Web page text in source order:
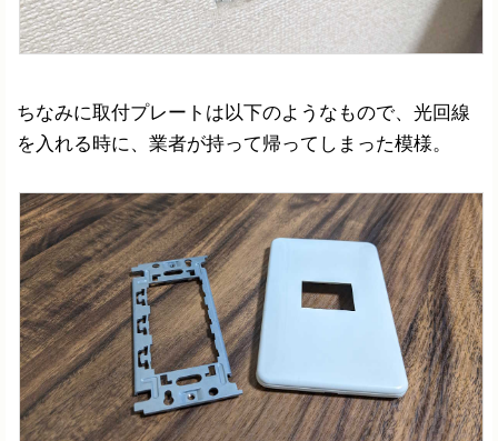
ちなみに取付プレートは以下のようなもので、光回線
を入れる時に、業者が持って帰ってしまった模様。